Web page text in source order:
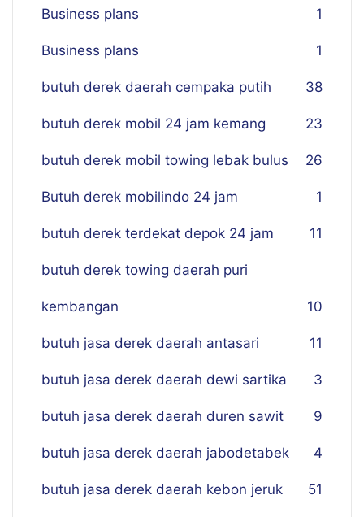
Business plans 1
Business plans 1
butuh derek daerah cempaka putih 38
butuh derek mobil 24 jam kemang 23
butuh derek mobil towing lebak bulus 26
Butuh derek mobilindo 24 jam 1
butuh derek terdekat depok 24 jam 11
butuh derek towing daerah puri
kembangan 10
butuh jasa derek daerah antasari 11
butuh jasa derek daerah dewi sartika 3
butuh jasa derek daerah duren sawit 9
butuh jasa derek daerah jabodetabek 4
butuh jasa derek daerah kebon jeruk 51